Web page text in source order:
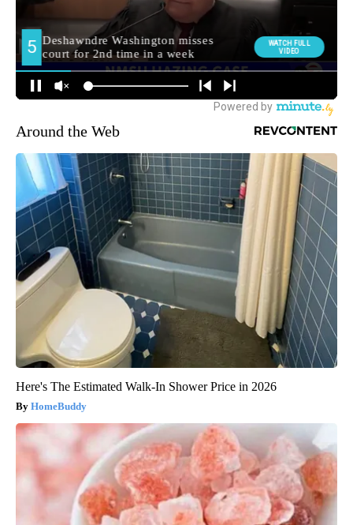
Around the Web
Here's The Estimated Walk-In Shower Price in 2026
HomeBuddy